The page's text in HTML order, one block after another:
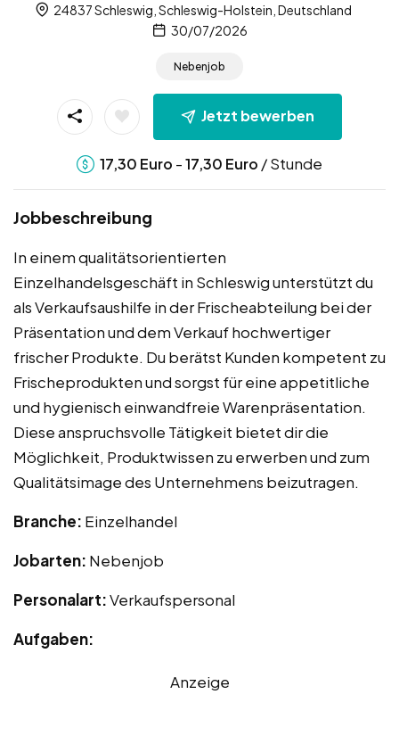
24837 Schleswig, Schleswig-Holstein, Deutschland
30/07/2026
Nebenjob
Jetzt bewerben
17,30 Euro -17,30 Euro / Stunde
Jobbeschreibung
In einem qualitätsorientierten
Einzelhandelsgeschäft in Schleswig unterstützt du
als Verkaufsaushilfe in der Frischeabteilung bei der
Präsentation und dem Verkauf hochwertiger
frischer Produkte. Du berätst Kunden kompetent zu
Frischeprodukten und sorgst für eine appetitliche
und hygienisch einwandfreie Warenpräsentation.
Diese anspruchsvolle Tätigkeit bietet dir die
Möglichkeit, Produktwissen zu erwerben und zum
Qualitätsimage des Unternehmens beizutragen.
Branche: Einzelhandel
Jobarten: Nebenjob
Personalart:Verkaufspersonal
Aufgaben:
Anzeige